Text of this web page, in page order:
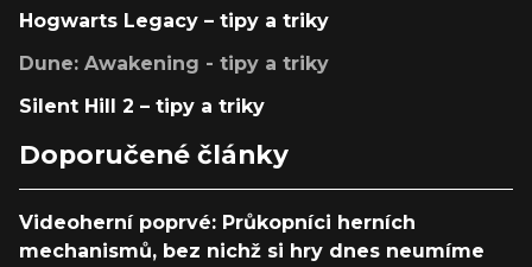
Hogwarts Legacy – tipy a triky
Dune: Awakening - tipy a triky
Silent Hill 2 – tipy a triky
Doporučené články
Videoherní poprvé: Průkopníci herních
mechanismů, bez nichž si hry dnes neumíme